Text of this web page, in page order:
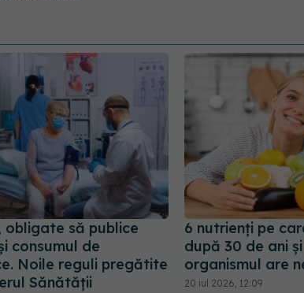
obligate să publice
consumul de
Noile reguli pregătite
Sănătății
6 nutrienți pe
după 30 de ani
organismul are
20 iul 2026, 12:09